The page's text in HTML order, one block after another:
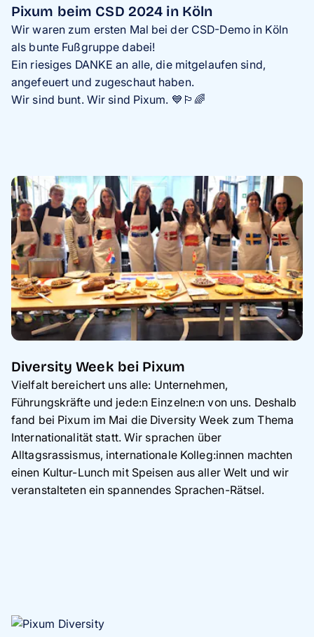
Pixum beim CSD 2024 in Köln
Wir waren zum ersten Mal bei der CSD-Demo in Köln
als bunte Fußgruppe dabei!
Ein riesiges DANKE an alle, die mitgelaufen sind,
angefeuert und zugeschaut haben.
Wir sind bunt. Wir sind Pixum. 💙🏳️‍🌈
Diversity Week bei Pixum
Vielfalt bereichert uns alle: Unternehmen,
Führungskräfte und jede:n Einzelne:n von uns. Deshalb
fand bei Pixum im Mai die Diversity Week zum Thema
Internationalität statt. Wir sprachen über
Alltagsrassismus, internationale Kolleg:innen machten
einen Kultur-Lunch mit Speisen aus aller Welt und wir
veranstalteten ein spannendes Sprachen-Rätsel.